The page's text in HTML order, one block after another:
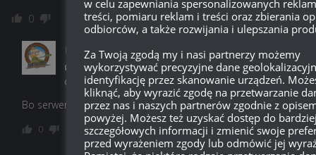
0 Odpowiedz
barula Autor
Reply toPL_GabrielGut_PL
11:20, 29 marca 2019 11:20
Bo serwery są dostępne dopiero od 10, a nie 8.
0 Odpowiedz
w celu zapewniania spersonalizowanych
treści, pomiaru reklam i treści oraz zbierania
odbiorców, a także rozwijania i ulepszania
Za Twoją zgodą my i nasi partnerzy możemy
wykorzystywać precyzyjne dane
identyfikację przez skanowanie urządzeń.
kliknąć, aby wyrazić zgodę na przetwarzanie
przez nas i naszych partnerów zgodnie z
powyżej. Możesz też uzyskać dostęp do
szczegółowych informacji i zmienić swoje
przed wyrażeniem zgody lub odmówić jej